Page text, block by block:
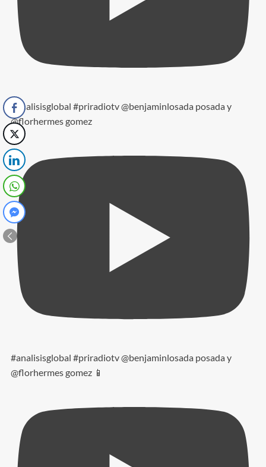
#analisisglobal #priradiotv @benjaminlosada posada y
@florhermes gomez
#analisisglobal #priradiotv @benjaminlosada posada y
@florhermes gomez 📱